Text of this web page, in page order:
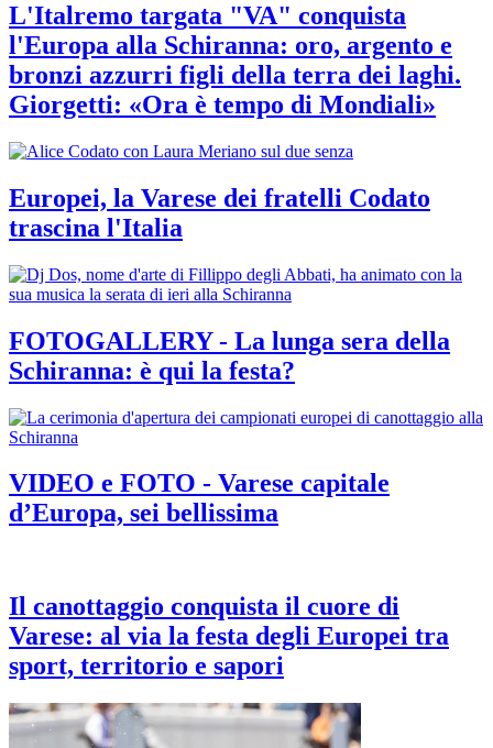
L'Italremo targata "VA" conquista
l'Europa alla Schiranna: oro, argento e
bronzi azzurri figli della terra dei laghi.
Giorgetti: «Ora è tempo di Mondiali»
Europei, la Varese dei fratelli Codato
trascina l'Italia
FOTOGALLERY - La lunga sera della
Schiranna: è qui la festa?
VIDEO e FOTO - Varese capitale
d’Europa, sei bellissima
Il canottaggio conquista il cuore di
Varese: al via la festa degli Europei tra
sport, territorio e sapori